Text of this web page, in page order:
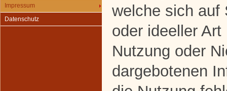
Impressum
Datenschutz
welche sich auf
oder ideeller
Nutzung oder
dargebotenen